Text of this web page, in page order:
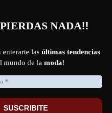
Fall/
presentó su colección Fall